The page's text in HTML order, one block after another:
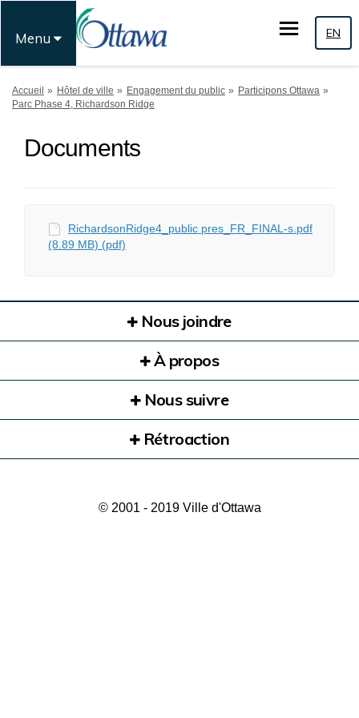
Menu EN
Vous êtes ici:
Accueil Hôtel de ville Engagement du public
Participons Ottawa
Parc Phase 4, Richardson Ridge
Documents
RichardsonRidge4_public pres_FR_FINAL-s.pdf
(8.89 MB) (pdf)
Nous joindre
À propos
Nous suivre
Rétroaction
© 2001 - 2019 Ville d'Ottawa